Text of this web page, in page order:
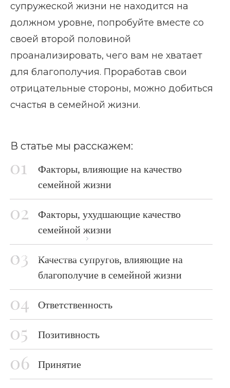
Качество семейной жизни
супружеской жизни не находится на
должном уровне, попробуйте вместе со
своей второй половиной
проанализировать, чего вам не хватает
для благополучия. Проработав свои
отрицательные стороны, можно добиться
счастья в семейной жизни.
В статье мы расскажем:
Факторы, влияющие на качество
семейной жизни
Факторы, ухудшающие качество
семейной жизни
Качества супругов, влияющие на
благополучие в семейной жизни
Ответственность
Позитивность
Принятие